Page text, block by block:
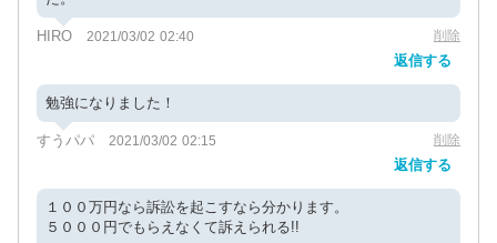
HIRO 2021/03/02 02:40 削除
返信する
勉強になりました！
すうパパ 2021/03/02 02:15 削除
返信する
１００万円なら訴訟を起こすなら分かります。
５０００円でもらえなくて訴えられる!!